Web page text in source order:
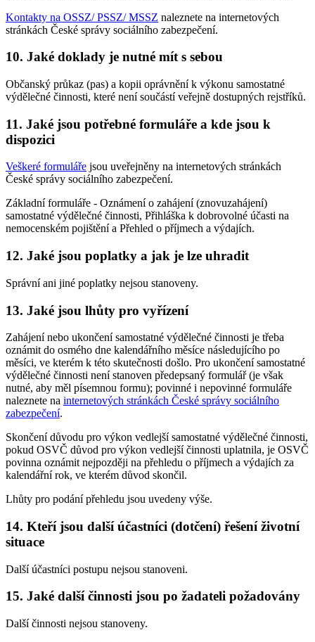
Kontakty na OSSZ/ PSSZ/ MSSZ naleznete na internetových
stránkách České správy sociálního zabezpečení.
10. Jaké doklady je nutné mít s sebou
Občanský průkaz (pas) a kopii oprávnění k výkonu samostatné
výdělečné činnosti, které není součástí veřejně dostupných rejstříků.
11. Jaké jsou potřebné formuláře a kde jsou k
dispozici
Veškeré formuláře jsou uveřejněny na internetových stránkách
České správy sociálního zabezpečení.
Základní formuláře - Oznámení o zahájení (znovuzahájení)
samostatné výdělečné činnosti, Přihláška k dobrovolné účasti na
nemocenském pojištění a Přehled o příjmech a výdajích.
12. Jaké jsou poplatky a jak je lze uhradit
Správní ani jiné poplatky nejsou stanoveny.
13. Jaké jsou lhůty pro vyřízení
Zahájení nebo ukončení samostatné výdělečné činnosti je třeba
oznámit do osmého dne kalendářního měsíce následujícího po
měsíci, ve kterém k této skutečnosti došlo. Pro ukončení samostatné
výdělečné činnosti není stanoven předepsaný formulář (je však
nutné, aby měl písemnou formu); povinné i nepovinné formuláře
naleznete na internetových stránkách České správy sociálního
zabezpečení.
Skončení důvodu pro výkon vedlejší samostatné výdělečné činnosti,
pokud OSVČ důvod pro výkon vedlejší činnosti uplatnila, je OSVČ
povinna oznámit nejpozději na přehledu o příjmech a výdajích za
kalendářní rok, ve kterém důvod skončil.
Lhůty pro podání přehledu jsou uvedeny výše.
14. Kteří jsou další účastníci (dotčení) řešení životní
situace
Další účastníci postupu nejsou stanoveni.
15. Jaké další činnosti jsou po žadateli požadovány
Další činnosti nejsou stanoveny.